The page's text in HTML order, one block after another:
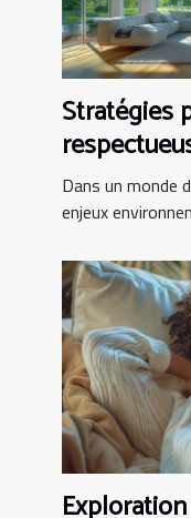
Stratégies
Dans un monde
enjeux